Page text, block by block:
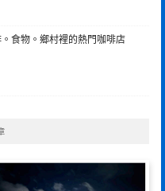
。食物。鄉村裡的熱門咖啡店